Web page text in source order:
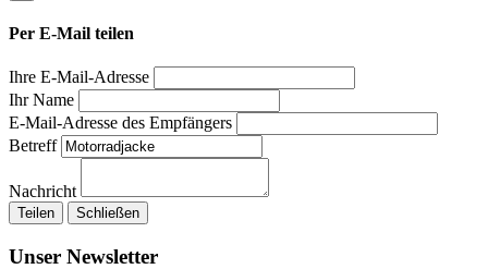
Per E-Mail teilen
Ihre E-Mail-Adresse
Ihr Name
E-Mail-Adresse des Empfängers
Betreff
Nachricht
Teilen Schließen
Unser Newsletter